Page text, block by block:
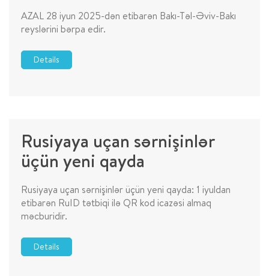
AZAL 28 iyun 2025-dən etibarən Bakı-Təl-Əviv-Bakı
reyslərini bərpa edir.
Details
Rusiyaya uçan sərnişinlər
üçün yeni qayda
Rusiyaya uçan sərnişinlər üçün yeni qayda: 1 iyuldan
etibarən RuID tətbiqi ilə QR kod icazəsi almaq
məcburidir.
Details